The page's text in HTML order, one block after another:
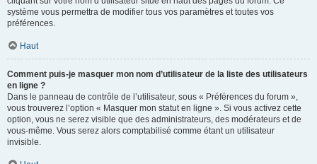
système vous permettra de modifier tous vos paramètres et toutes vos
préférences.
Haut
Comment puis-je masquer mon nom d’utilisateur de la liste des utilisateurs
en ligne ?
Dans le panneau de contrôle de l’utilisateur, sous « Préférences du forum »,
vous trouverez l’option « Masquer mon statut en ligne ». Si vous activez cette
option, vous ne serez visible que des administrateurs, des modérateurs et de
vous-même. Vous serez alors comptabilisé comme étant un utilisateur
invisible.